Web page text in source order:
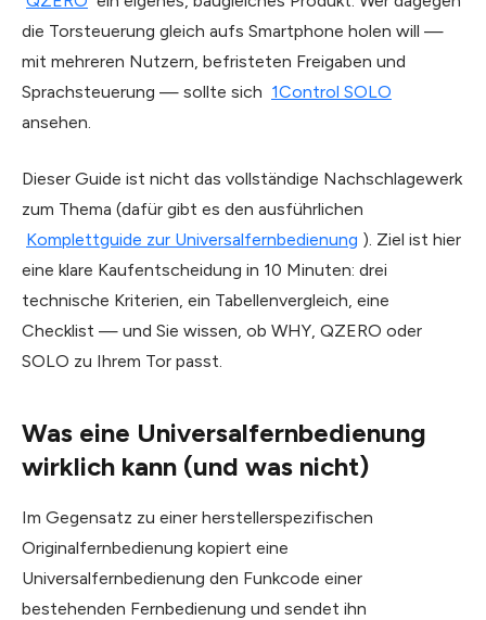
die Tor­steuerung gleich aufs Smartphone holen will —
mit mehreren Nutzern, befristeten Freigaben und
Sprachsteuerung — sollte sich 1Control SOLO
ansehen.
Dieser Guide ist nicht das vollständige Nachschlagewerk
zum Thema (dafür gibt es den ausführlichen
Komplettguide zur Universalfernbedienung ). Ziel ist hier
eine klare Kaufentscheidung in 10 Minuten: drei
technische Kriterien, ein Tabellenvergleich, eine
Checklist — und Sie wissen, ob WHY, QZERO oder
SOLO zu Ihrem Tor passt.
Was eine Universalfernbedienung
wirklich kann (und was nicht)
Im Gegensatz zu einer herstellerspezifischen
Originalfernbedienung kopiert eine
Universalfernbedienung den Funkcode einer
bestehenden Fernbedienung und sendet ihn